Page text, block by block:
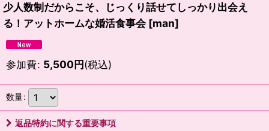
少人数制だからこそ、じっくり話せてしっかり出会え
る！アットホームな婚活食事会 [man]
参加費: 5,500円(税込)
数量:
返品特約に関する重要事項